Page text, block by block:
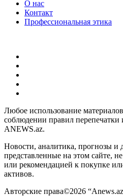
О нас
Контакт
Профессиональная этика
Любое использование
соблюдении правил
ANEWS.az.
Новости, аналитика, прогнозы и
представленные на этом сайте,
или рекомендацией к покупке
активов.
Авторские права©2026